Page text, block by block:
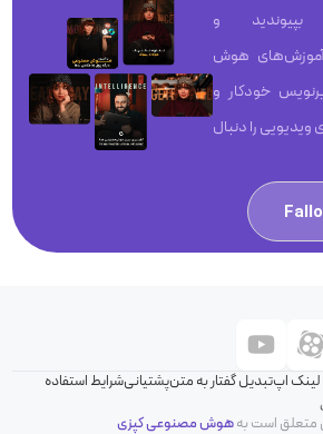
بپیوندید و
هوش
خودکار و
ویدیویی را دنبال
لینک اپتبدیل گفتار به متنپشتیانیشرایط استفاده
هوش مصنوعی کپزی